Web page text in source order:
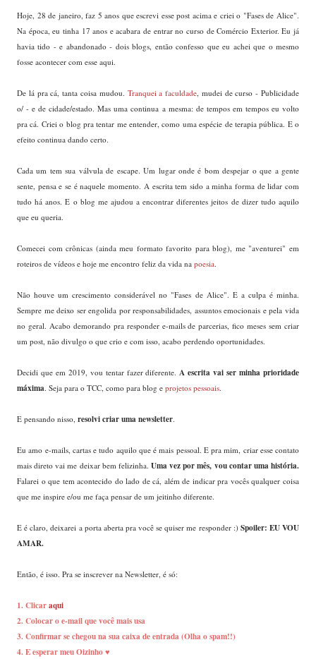
Hoje, 28 de janeiro, faz 5 anos que escrevi esse post acima e criei o "Fases de Alice".
Na época, eu tinha 17 anos e acabara de entrar no curso de Comércio Exterior. Eu já
havia tido - e abandonado - dois blogs, então confesso que eu achei que o mesmo
fosse acontecer com esse aqui.
De lá pra cá, tanta coisa mudou. Tranquei a faculdade, mudei de curso - Publicidade
o/ - e de cidade/estado. Mas uma continua a mesma: de tempos em tempos eu volto
pra cá. Criei o blog pra tentar me entender, como uma espécie de terapia pública. E o
efeito continua dando certo.
Cada um tem sua válvula de escape. Um lugar onde é bom despejar o que a gente
sente, pensa e se é naquele momento. A escrita tem sido a minha forma de lidar com
tudo há anos. E o blog me ajudou a encontrar diferentes jeitos de dizer tudo aquilo
que eu queria.
Comecei com crônicas (ainda meu formato favorito para blog), me "aventurei" em
roteiros de vídeos e hoje me encontro feliz da vida na poesia.
Não houve um crescimento considerável no "Fases de Alice". E a culpa é minha.
Sempre me deixo ser engolida por responsabilidades, assuntos emocionais e pela vida
no geral. Acabo demorando pra responder e-mails de parcerias, fico meses sem criar
um post, não divulgo o que crio e com isso, acabo perdendo oportunidades.
Decidi que em 2019, vou tentar fazer diferente.A escrita vai ser minha prioridade
máxima. Seja para o TCC, como para blog e projetos pessoais.
E pensando nisso, resolvi criar uma newsletter.
Eu amo e-mails, cartas e tudo aquilo que é mais pessoal. E pra mim, criar esse contato
mais direto vai me deixar bem felizinha. Uma vez por mês, vou contar uma história.
Falarei o que tem acontecido do lado de cá, além de indicar pra vocês qualquer coisa
que me inspire e/ou me faça pensar de um jeitinho diferente.
E é claro, deixarei a porta aberta pra você se quiser me responder :) Spoiler: EU VOU
AMAR.
Então, é isso. Pra se inscrever na Newsletter, é só:
1. Clicaraqui
2. Colocar o e-mail que você mais usa
3. Confirmar se chegou na sua caixa de entrada (Olha o spam!!)
4. E esperar meu Oizinho ♥